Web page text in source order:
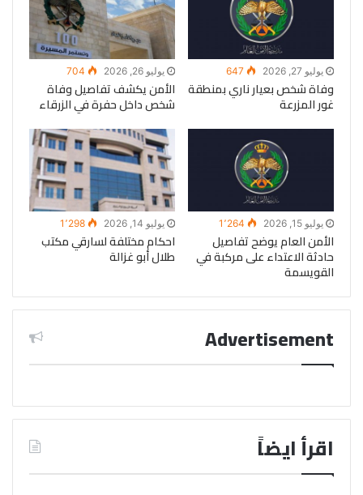
يوليو 27, 2026 647
وفاة شخص بعيار ناري بمنطقة
غور المزرعة
يوليو 26, 2026 704
الأمن يكشف تفاصيل وفاة
شخص داخل حفرة في الزرقاء
يوليو 15, 2026 1٬264
الأمن العام يوضح تفاصيل
حادثة الاعتداء على مركبة في
القويسمة
يوليو 14, 2026 1٬298
احكام مختلفة لسارقي مكتب
طلال أبو غزالة
Advertisement
اقرأ ايضاً